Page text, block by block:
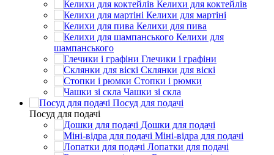
Келихи для коктейлів
Келихи для мартіні
Келихи для пива
Келихи для
шампанського
Глечики і графіни
Склянки для віскі
Стопки і рюмки
Чашки зі скла
Посуд для подачі
Посуд для подачі
Дошки для подачі
Міні-відра для подачі
Лопатки для подачі